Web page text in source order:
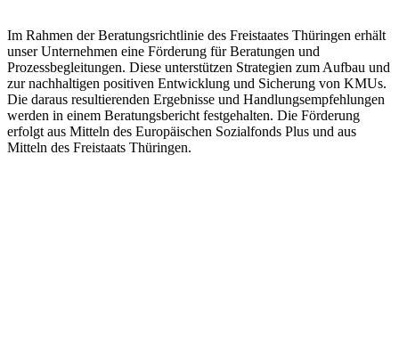
Im Rahmen der Beratungsrichtlinie des Freistaates Thüringen erhält
unser Unternehmen eine Förderung für Beratungen und
Prozessbegleitungen. Diese unterstützen Strategien zum Aufbau und
zur nachhaltigen positiven Entwicklung und Sicherung von KMUs.
Die daraus resultierenden Ergebnisse und Handlungsempfehlungen
werden in einem Beratungsbericht festgehalten. Die Förderung
erfolgt aus Mitteln des Europäischen Sozialfonds Plus und aus
Mitteln des Freistaats Thüringen.